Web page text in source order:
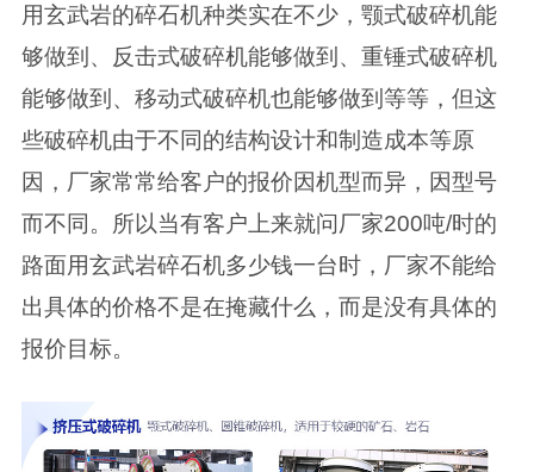
用玄武岩的碎石机种类实在不少，颚式破碎机能
够做到、反击式破碎机能够做到、重锤式破碎机
能够做到、移动式破碎机也能够做到等等，但这
些破碎机由于不同的结构设计和制造成本等原
因，厂家常常给客户的报价因机型而异，因型号
而不同。所以当有客户上来就问厂家200吨/时的
路面用玄武岩碎石机多少钱一台时，厂家不能给
出具体的价格不是在掩藏什么，而是没有具体的
报价目标。